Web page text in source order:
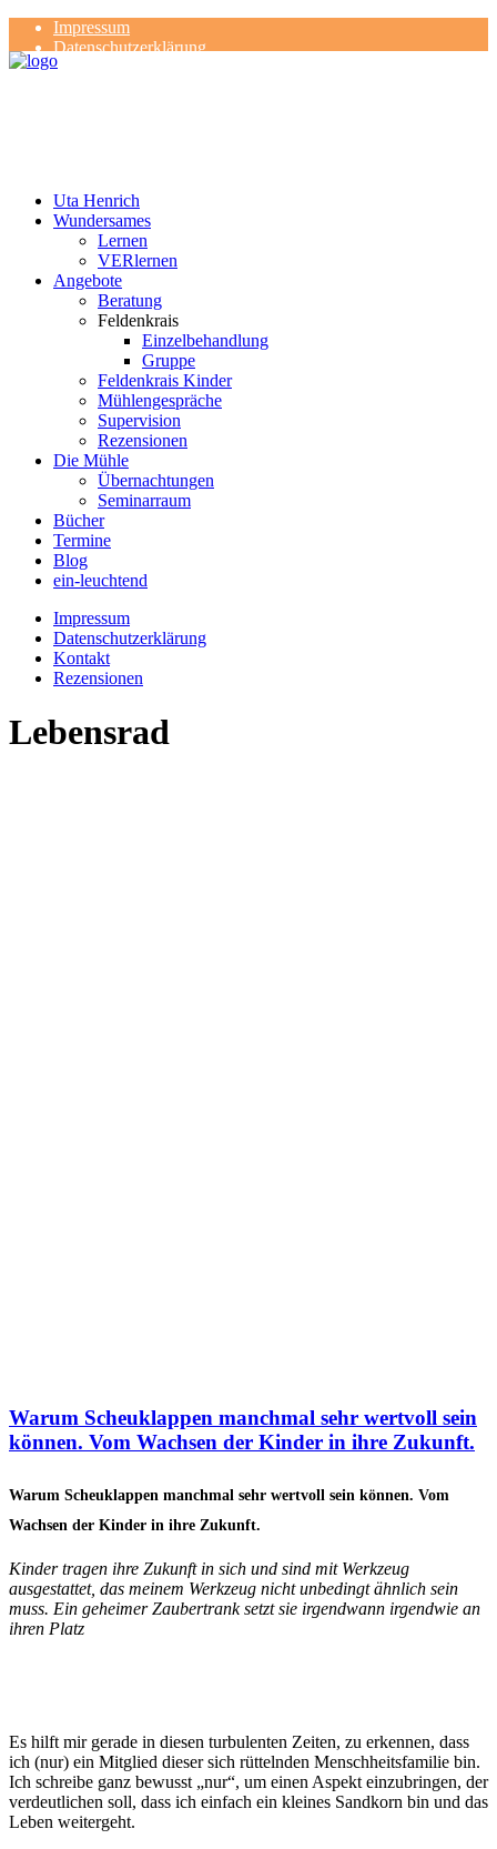
Impressum
Datenschutzerklärung
Kontakt
Uta Henrich
Wundersames
Lernen
VERlernen
Angebote
Beratung
Feldenkrais
Einzelbehandlung
Gruppe
Feldenkrais Kinder
Mühlengespräche
Supervision
Rezensionen
Die Mühle
Übernachtungen
Seminarraum
Bücher
Termine
Blog
ein-leuchtend
Impressum
Datenschutzerklärung
Kontakt
Rezensionen
Lebensrad
Warum Scheuklappen manchmal sehr wertvoll sein
können. Vom Wachsen der Kinder in ihre Zukunft.
Warum Scheuklappen manchmal sehr wertvoll sein können. Vom
Wachsen der Kinder in ihre Zukunft.
Kinder tragen ihre Zukunft in sich und sind mit Werkzeug
ausgestattet, das meinem Werkzeug nicht unbedingt ähnlich sein
muss. Ein geheimer Zaubertrank setzt sie irgendwann irgendwie an
ihren Platz
Es hilft mir gerade in diesen turbulenten Zeiten, zu erkennen, dass
ich (nur) ein Mitglied dieser sich rüttelnden Menschheitsfamilie bin.
Ich schreibe ganz bewusst „nur“, um einen Aspekt einzubringen, der
verdeutlichen soll, dass ich einfach ein kleines Sandkorn bin und das
Leben weitergeht.